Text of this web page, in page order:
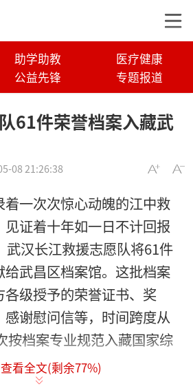
助学助教
医疗健康
公益先锋 专题报道
61件荣誉档案入藏武
08 21:26:38
一次次惊心动魄的江中救
证着十年如一日不计回报
武汉长江救援志愿队将61件
武昌区档案馆。这批档案
级授予的荣誉证书、奖
谢慰问信等，时间跨度从
按档案专业规范入藏国家综
看全文(剩余77%)